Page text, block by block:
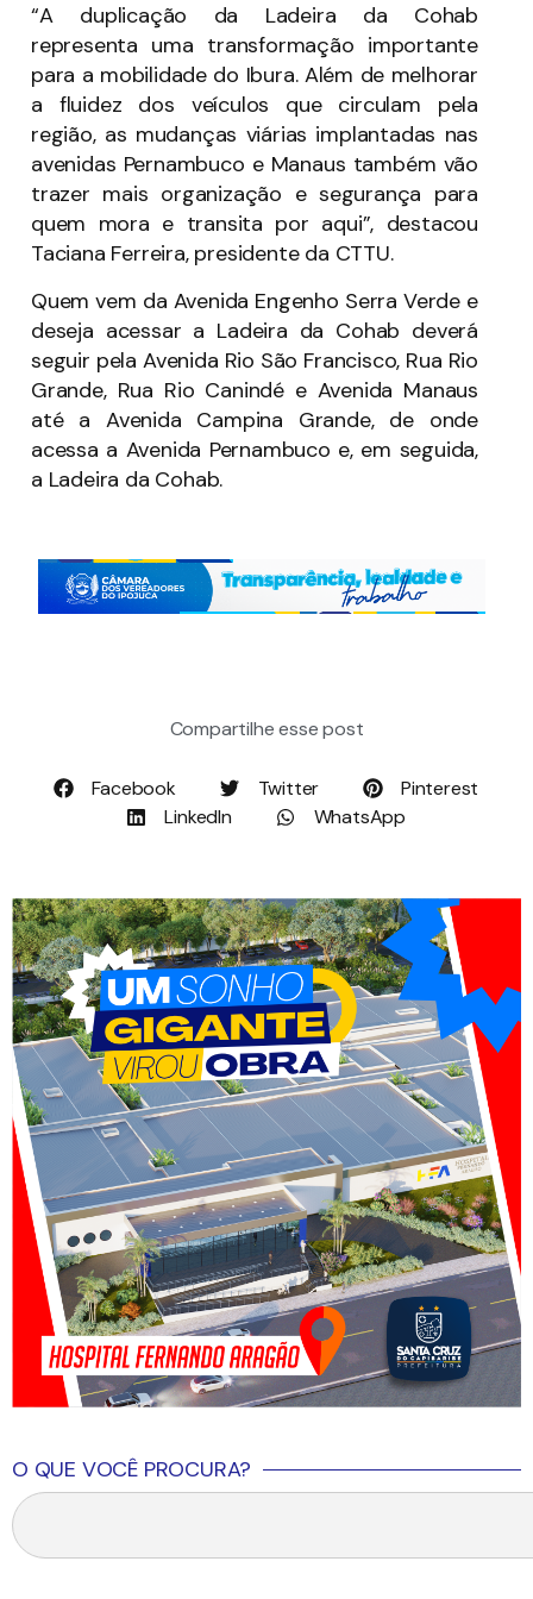
“A duplicação da Ladeira da Cohab
representa uma transformação importante
para a mobilidade do Ibura. Além de melhorar
a fluidez dos veículos que circulam pela
região, as mudanças viárias implantadas nas
avenidas Pernambuco e Manaus também vão
trazer mais organização e segurança para
quem mora e transita por aqui”, destacou
Taciana Ferreira, presidente da CTTU.
Quem vem da Avenida Engenho Serra Verde e
deseja acessar a Ladeira da Cohab deverá
seguir pela Avenida Rio São Francisco, Rua Rio
Grande, Rua Rio Canindé e Avenida Manaus
até a Avenida Campina Grande, de onde
acessa a Avenida Pernambuco e, em seguida,
a Ladeira da Cohab.
Compartilhe esse post
Facebook Twitter
Pinterest
LinkedIn
WhatsApp
O QUE VOCÊ PROCURA?